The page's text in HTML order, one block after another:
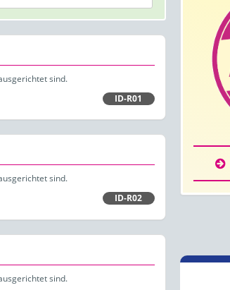
sind.
ID-R01
sind.
ID-R02
sind.